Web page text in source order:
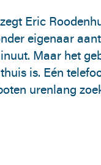
Eric
eigenaar
Maar het
is. Eén
urenlang